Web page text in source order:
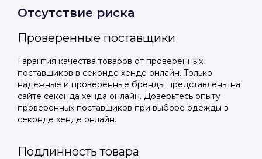
Отсутствие риска
Проверенные поставщики
Гарантия качества товаров от проверенных
поставщиков в секонде хенде онлайн. Только
надежные и проверенные бренды представлены на
сайте секонда хенда онлайн. Доверьтесь опыту
проверенных поставщиков при выборе одежды в
секонде хенде онлайн.
Подлинность товара